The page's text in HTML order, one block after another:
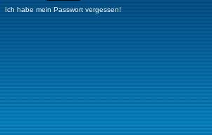
Ich habe mein Passwort vergessen!